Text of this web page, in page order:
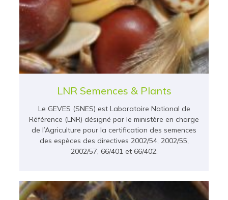
LNR Semences & Plants
Le GEVES (SNES) est Laboratoire National de
Référence (LNR) désigné par le ministère en charge
de l’Agriculture pour la certification des semences
des espèces des directives 2002/54, 2002/55,
2002/57, 66/401 et 66/402.